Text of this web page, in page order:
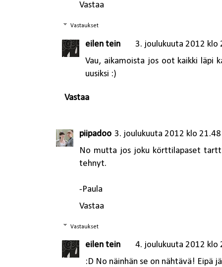
Vastaa
Vastaukset
eilen tein
3. joulukuuta 2012 klo
Vau, aikamoista jos oot kaikki läpi
uusiksi :)
Vastaa
piipadoo 3. joulukuuta 2012 klo 21.48
No mutta jos joku körttilapaset
tehnyt.
-Paula
Vastaa
Vastaukset
eilen tein
4. joulukuuta 2012 klo
:D No näinhän se on nähtävä! Eipä